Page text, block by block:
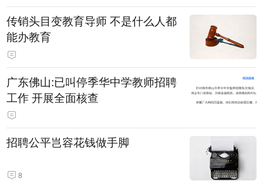
传销头目变教育导师 不是什么人都
能办教育
广东佛山:已叫停季华中学教师招聘
工作 开展全面核查
招聘公平岂容花钱做手脚
8